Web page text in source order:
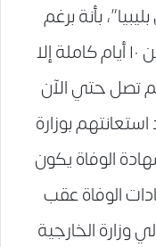
بأنة برغم
الإعلان عن الحادثة منذ ما يقرب من ١٠ أيام كاملة إلا
تصل حتي الآن
بوزارة
الوفاة يكون
الوفاة عقب
وزارة الخارجية